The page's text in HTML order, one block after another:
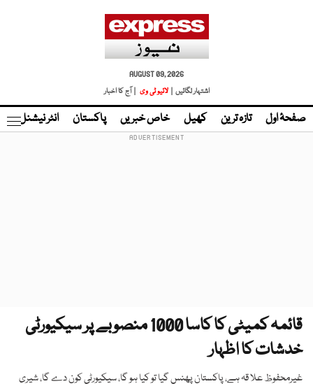
AUGUST 09, 2026
اشتہار لگائیں |
لائیو ٹی وی | آج کا اخبار
صفحۂ اول تازہ ترین کھیل خاص خبریں پاکستان انٹر نیشنل
قائمہ کمیٹی کا کاسا 1000 منصوبے پر سیکیورٹی
خدشات کا اظہار
غیرمحفوظ علا قہ ہے، پاکستان پھنس گیا تو کیا ہو گا، سیکیورٹی کون دے گا، شیری